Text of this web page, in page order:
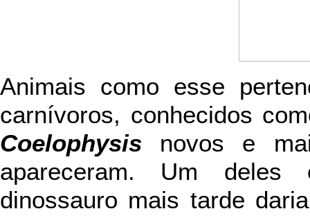
Animais como esse
carnívoros, conhecidos
Coelophysis novos e
apareceram. Um
dinossauro mais tarde